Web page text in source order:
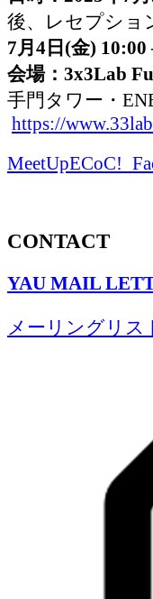
後、レセプショ
7月4日(金) 10:00
会場：3x3Lab
手門タワー・
https://
CONTACT
YAU MAIL
メーリングリス